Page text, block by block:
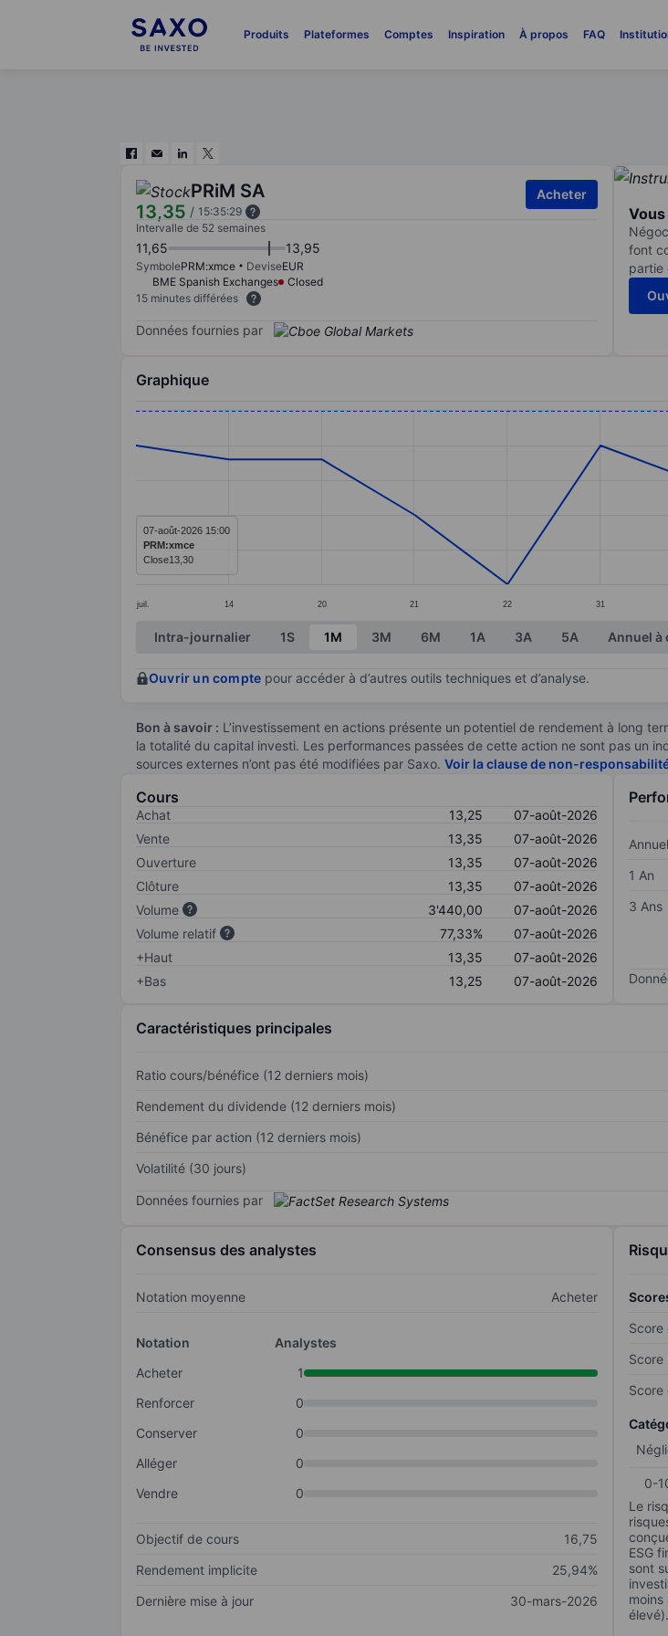
Produits Plateformes Comptes Inspiration À propos FAQ
PRiM SA
13,35 / 15:35:29
Acheter
Intervalle de 52 semaines
11,65 13,95
SymbolePRM:xmce DeviseEUR
BME Spanish Exchanges
Closed
15 minutes différées
Données fournies par
font
partie
Graphique
Chart
Line chart with 11 data points.
The chart has 1 X axis displaying categories.
The chart has 1 Y axis displaying values. Data ranges from 13.1 to 13.32.
juil. 14 20 21 22 31
07-août-2026 15:00
PRM:xmce
Close13,30
End of interactive chart.
Intra-journalier 1S 1M 3M 6M 1A 3A 5A Annuel à
Ouvrir un compte pour accéder à d’autres outils techniques et d’analyse.
Bon à savoir : L’investissement en actions présente un potentiel de rendement à long
la totalité du capital investi. Les performances passées de cette action ne sont pas un
sources externes n’ont pas été modifiées par Saxo. Voir la clause de non-
Cours
Achat 13,25
07-août-2026
Vente
13,35
07-août-2026
Ouverture
13,35
07-août-2026
Clôture
13,35
07-août-2026
Volume
3'440,00
07-août-2026
Volume relatif
77,33%
07-août-2026
+Haut
13,35
07-août-2026
+Bas
13,25 07-août-2026
1 An
3 Ans
Caractéristiques principales
Ratio cours/bénéfice (12 derniers mois)
Rendement du dividende (12 derniers mois)
Bénéfice par action (12 derniers mois)
Volatilité (30 jours)
Données fournies par
Consensus des analystes
Notation moyenne Acheter
Notation
Analystes
Acheter
1
Renforcer
0
Conserver
0
Alléger
0
Vendre
0
Objectif de cours
16,75
Rendement implicite
25,94%
Dernière mise à jour
30-mars-2026
Score
Score
Score
0-
Le
ESG
sont
élevé).